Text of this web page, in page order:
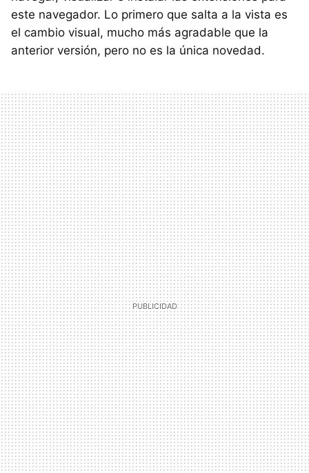
este navegador. Lo primero que salta a la vista es
el cambio visual, mucho más agradable que la
anterior versión, pero no es la única novedad.